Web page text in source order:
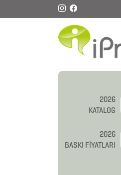
2026
KATALOG
2026
BASKI FİYATLARI